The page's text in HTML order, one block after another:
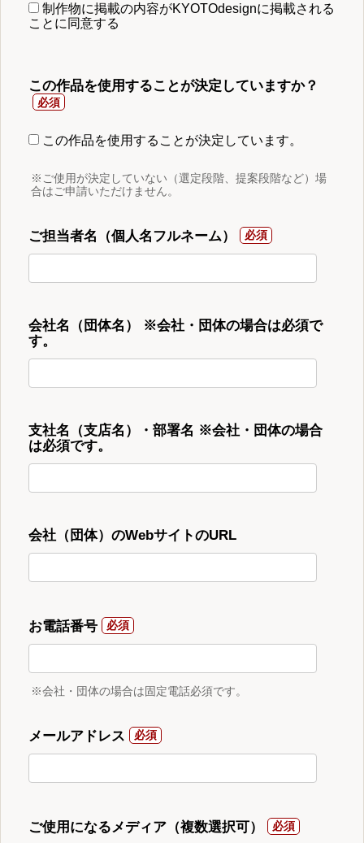
制作物に掲載の内容がKYOTOdesignに掲載される
ことに同意する
この作品を使用することが決定していますか？
この作品を使用することが決定しています。
※ご使用が決定していない（選定段階、提案段階など）場
合はご申請いただけません。
ご担当者名（個人名フルネーム）
会社名（団体名） ※会社・団体の場合は必須で
す。
支社名（支店名）・部署名 ※会社・団体の場合
は必須です。
会社（団体）のWebサイトのURL
お電話番号
※会社・団体の場合は固定電話必須です。
メールアドレス
ご使用になるメディア（複数選択可）